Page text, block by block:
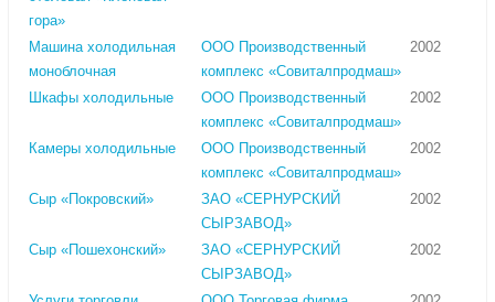
гора»
Машина холодильная
моноблочная
ООО Производственный
комплекс «Совиталпродмаш»
2002
Шкафы холодильные
ООО Производственный
комплекс «Совиталпродмаш»
2002
Камеры холодильные
ООО Производственный
комплекс «Совиталпродмаш»
2002
Сыр «Покровский»
ЗАО «СЕРНУРСКИЙ
СЫРЗАВОД»
2002
Сыр «Пошехонский»
ЗАО «СЕРНУРСКИЙ
СЫРЗАВОД»
2002